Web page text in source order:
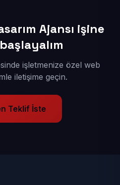
Ajansı işine
işletmenize özel web
iletişime geçin.
Teklif İste